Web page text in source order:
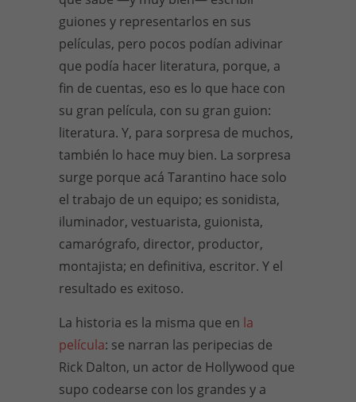
guiones y representarlos en sus
películas, pero pocos podían adivinar
que podía hacer literatura, porque, a
fin de cuentas, eso es lo que hace con
su gran película, con su gran guion:
literatura. Y, para sorpresa de muchos,
también lo hace muy bien. La sorpresa
surge porque acá Tarantino hace solo
el trabajo de un equipo; es sonidista,
iluminador, vestuarista, guionista,
camarógrafo, director, productor,
montajista; en definitiva, escritor. Y el
resultado es exitoso.
La historia es la misma que en la
película: se narran las peripecias de
Rick Dalton, un actor de Hollywood que
supo codearse con los grandes y a